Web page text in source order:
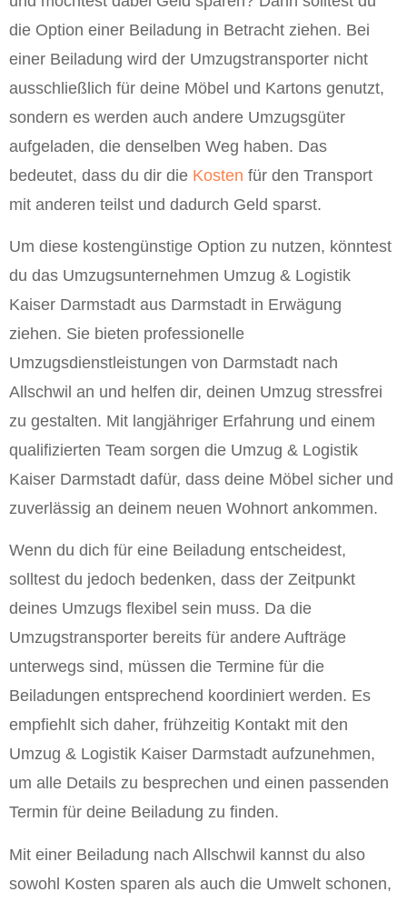
die Option einer Beiladung in Betracht ziehen. Bei
einer Beiladung wird der Umzugstransporter nicht
ausschließlich für deine Möbel und Kartons genutzt,
sondern es werden auch andere Umzugsgüter
aufgeladen, die denselben Weg haben. Das
bedeutet, dass du dir die Kosten für den Transport
mit anderen teilst und dadurch Geld sparst.
Um diese kostengünstige Option zu nutzen, könntest
du das Umzugsunternehmen Umzug & Logistik
Kaiser Darmstadt aus Darmstadt in Erwägung
ziehen. Sie bieten professionelle
Umzugsdienstleistungen von Darmstadt nach
Allschwil an und helfen dir, deinen Umzug stressfrei
zu gestalten. Mit langjähriger Erfahrung und einem
qualifizierten Team sorgen die Umzug & Logistik
Kaiser Darmstadt dafür, dass deine Möbel sicher und
zuverlässig an deinem neuen Wohnort ankommen.
Wenn du dich für eine Beiladung entscheidest,
solltest du jedoch bedenken, dass der Zeitpunkt
deines Umzugs flexibel sein muss. Da die
Umzugstransporter bereits für andere Aufträge
unterwegs sind, müssen die Termine für die
Beiladungen entsprechend koordiniert werden. Es
empfiehlt sich daher, frühzeitig Kontakt mit den
Umzug & Logistik Kaiser Darmstadt aufzunehmen,
um alle Details zu besprechen und einen passenden
Termin für deine Beiladung zu finden.
Mit einer Beiladung nach Allschwil kannst du also
sowohl Kosten sparen als auch die Umwelt schonen,